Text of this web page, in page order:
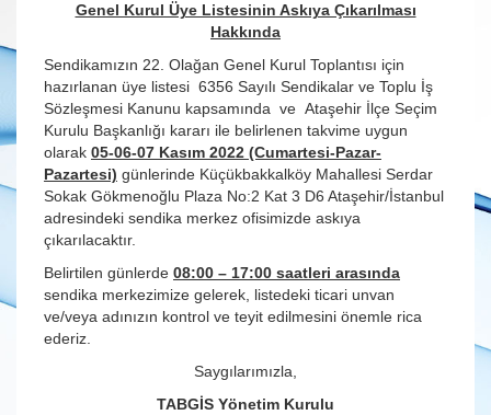
Genel Kurul Üye Listesinin Askıya Çıkarılması
Hakkında
Sendikamızın 22. Olağan Genel Kurul Toplantısı için
hazırlanan üye listesi 6356 Sayılı Sendikalar ve Toplu İş
Sözleşmesi Kanunu kapsamında ve Ataşehir İlçe Seçim
Kurulu Başkanlığı kararı ile belirlenen takvime uygun
olarak 05-06-07 Kasım 2022 (Cumartesi-Pazar-
Pazartesi) günlerinde Küçükbakkalköy Mahallesi Serdar
Sokak Gökmenoğlu Plaza No:2 Kat 3 D6 Ataşehir/İstanbul
adresindeki sendika merkez ofisimizde askıya
çıkarılacaktır.
Belirtilen günlerde 08:00 – 17:00 saatleri arasında
sendika merkezimize gelerek, listedeki ticari unvan
ve/veya adınızın kontrol ve teyit edilmesini önemle rica
ederiz.
Saygılarımızla,
TABGİS Yönetim Kurulu